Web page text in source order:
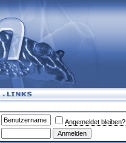
Angemeldet bleiben?